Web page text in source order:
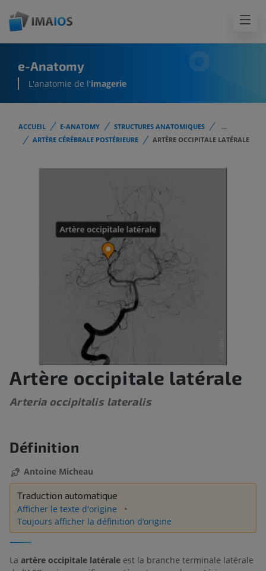
e-Anatomy
L'anatomie de l'imagerie
ACCUEIL E-ANATOMY STRUCTURES ANATOMIQUES
...
ARTÈRE CÉRÉBRALE POSTÉRIEURE
ARTÈRE OCCIPITALE LATÉRALE
Artère occipitale latérale
Arteria occipitalis lateralis
Définition
Antoine Micheau
Traduction automatique
Afficher le texte d'origine
Toujours afficher la définition d’origine
La artère occipitale latérale est la branche terminale latérale